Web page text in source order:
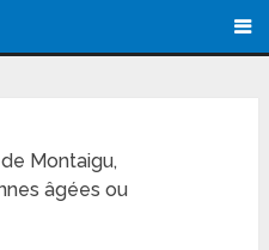
Montaigu,
âgées ou